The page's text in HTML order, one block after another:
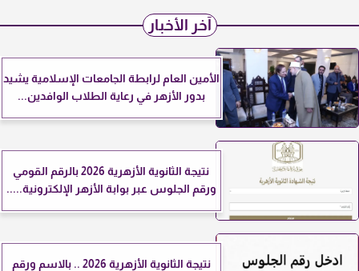
آخر الأخبار
الأمين العام لرابطة الجامعات الإسلامية يشيد
بدور الأزهر في رعاية الطلاب الوافدين...
نتيجة الثانوية الأزهرية 2026 بالرقم القومي
ورقم الجلوس عبر بوابة الأزهر الإلكترونية.....
نتيجة الثانوية الأزهرية 2026 .. بالاسم ورقم